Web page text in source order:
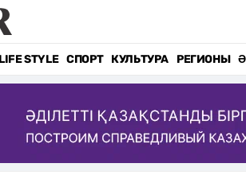
LIFE STYLE СПОРТ КУЛЬТУРА РЕГИОНЫ